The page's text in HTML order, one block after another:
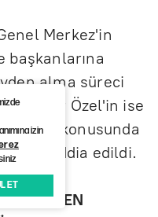
Merkez'in
başkanlarına
alma süreci
Özgür Özel'in ise
konusunda
iddia edildi.
izin
ET